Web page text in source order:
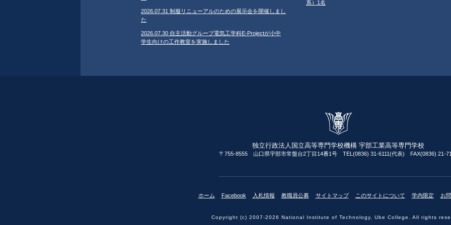
2026.07.31 制服リニューアルのための展示会を開催しまし
た
2026.07.30 自主活動グループ電気工学科E-Projectが小中
学生向けの工作教室を実施しました
系）1名
独立行政法人国立高等専門学校機構 宇部工業高等専門学校
〒755-8555 山口県宇部市常盤台2丁目14番1号 TEL(0836) 31-6111(代表) FAX(0836) 21-
ホーム Facebook 入札情報 教職員公募 サイトマップ このサイトについて 学内限定 お
Copyright (c) 2007-2026 National Institute of Technology, Ube College. All rights